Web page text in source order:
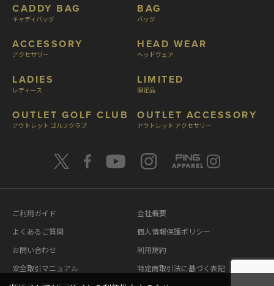
CADDY BAG
キャディバッグ
ACCESSORY
アクセサリー
LADIES
レディース
OUTLET GOLF CLUB
アウトレット ゴルフクラブ
BAG
バッグ
HEAD WEAR
ヘッドウェア
LIMITED
限定品
OUTLET ACCESSORY
アウトレット アクセサリー
ご利用ガイド
よくあるご質問
お問い合わせ
安全取引マニュアル
会社概要
個人情報保護ポリシー
利用規約
特定商取引法に基づく表記